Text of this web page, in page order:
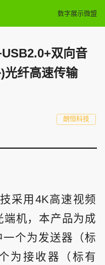
数字展示微盟
双向音
光纤高速传输
朗恒科技
采用4K高速视频
端机，本产品为成
个为发送器（标
为接收器（标有